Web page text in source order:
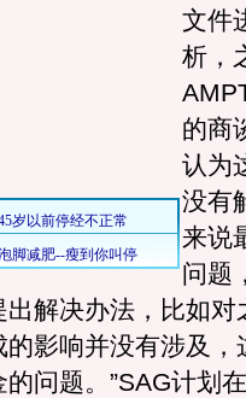
文件
析，
的商
认为
没有
来说
问题
解决办法，比如对
影响并没有涉及，
问题。”SAG计划